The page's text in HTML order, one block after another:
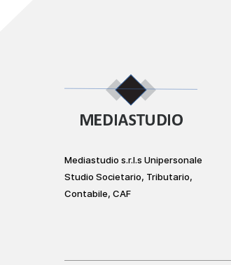
Mediastudio s.r.l.s Unipersonale
Studio Societario, Tributario,
Contabile, CAF